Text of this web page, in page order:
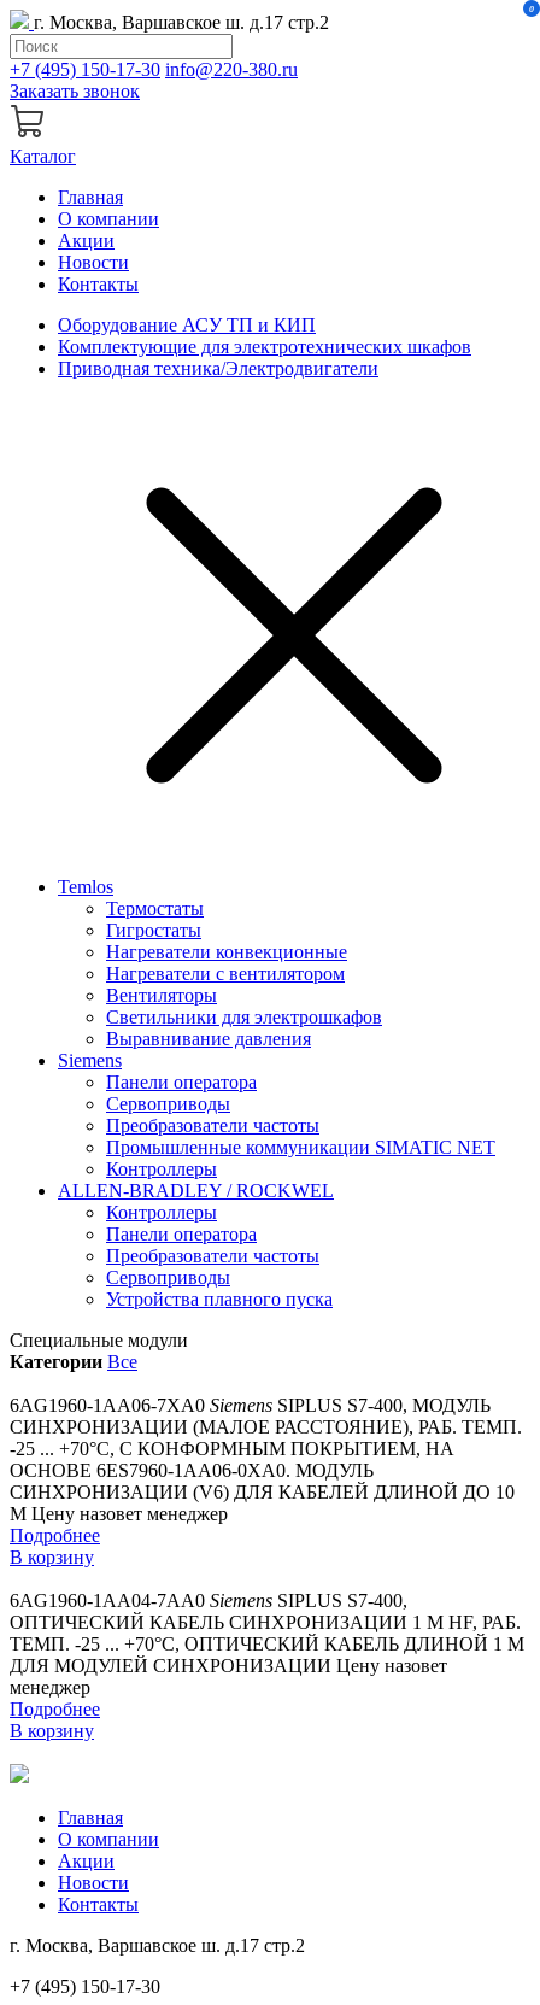
г. Москва, Варшавское ш. д.17 стр.2
+7 (495) 150-17-30 info@220-380.ru
Заказать звонок
0
Каталог
Главная
О компании
Акции
Новости
Контакты
Оборудование АСУ ТП и КИП
Комплектующие для электротехнических шкафов
Приводная техника/Электродвигатели
Temlos
Термостаты
Гигростаты
Нагреватели конвекционные
Нагреватели с вентилятором
Вентиляторы
Светильники для электрошкафов
Выравнивание давления
Siemens
Панели оператора
Сервоприводы
Преобразователи частоты
Промышленные коммуникации SIMATIC NET
Контроллеры
ALLEN-BRADLEY / ROCKWEL
Контроллеры
Панели оператора
Преобразователи частоты
Сервоприводы
Устройства плавного пуска
Специальные модули
Категории Все
6AG1960-1AA06-7XA0 Siemens SIPLUS S7-400, МОДУЛЬ
СИНХРОНИЗАЦИИ (МАЛОЕ РАССТОЯНИЕ), РАБ. ТЕМП.
-25 ... +70°C, С КОНФОРМНЫМ ПОКРЫТИЕМ, НА
ОСНОВЕ 6ES7960-1AA06-0XA0. МОДУЛЬ
СИНХРОНИЗАЦИИ (V6) ДЛЯ КАБЕЛЕЙ ДЛИНОЙ ДО 10
М Цену назовет менеджер
Подробнее
В корзину
6AG1960-1AA04-7AA0 Siemens SIPLUS S7-400,
ОПТИЧЕСКИЙ КАБЕЛЬ СИНХРОНИЗАЦИИ 1 М HF, РАБ.
ТЕМП. -25 ... +70°C, ОПТИЧЕСКИЙ КАБЕЛЬ ДЛИНОЙ 1 М
ДЛЯ МОДУЛЕЙ СИНХРОНИЗАЦИИ Цену назовет
менеджер
Подробнее
В корзину
Главная
О компании
Акции
Новости
Контакты
г. Москва, Варшавское ш. д.17 стр.2
+7 (495) 150-17-30